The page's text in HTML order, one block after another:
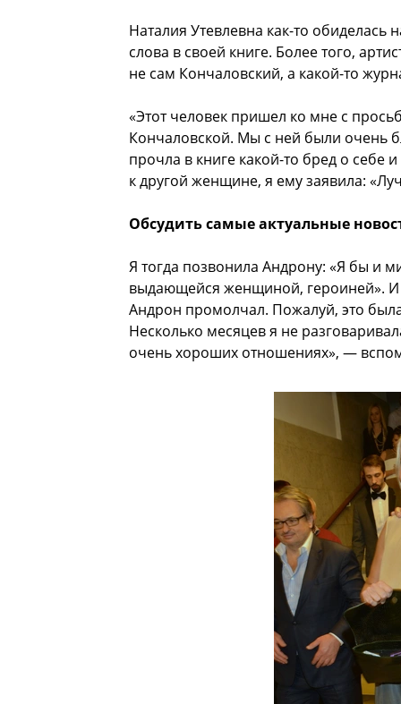
Наталия Утевлевна как-то обиделась
слова в своей книге. Более того,
не сам Кончаловский, а какой-то
«Этот человек пришел ко мне с
Кончаловской. Мы с ней были очень
прочла в книге какой-то бред о себе
к другой женщине, я ему заявила:
Обсудить самые актуальные
Я тогда позвонила Андрону: «Я бы и
выдающейся женщиной, героиней». И
Андрон промолчал. Пожалуй, это
Несколько месяцев я не
очень хороших отношениях», —